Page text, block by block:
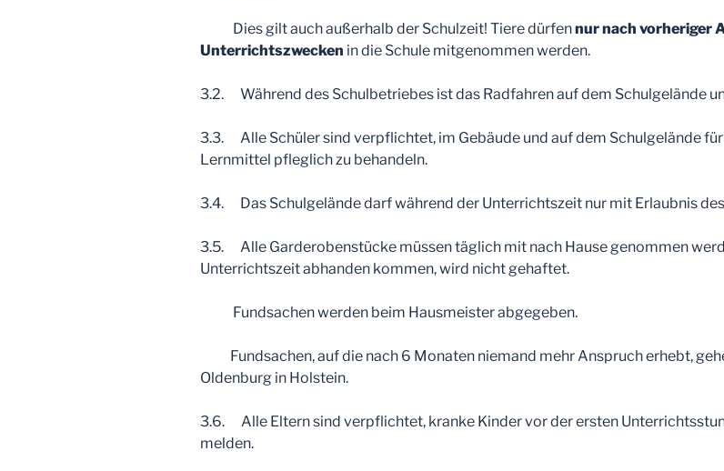
Dies gilt auch außerhalb der Schulzeit! Tiere dürfennur nach vorheriger
Unterrichtszwecken in die Schule mitgenommen werden.
3.2. Während des Schulbetriebes ist das Radfahren auf dem Schulgelände
3.3. Alle Schüler sind verpflichtet, im Gebäude und auf dem Schulgelände
Lernmittel pfleglich zu behandeln.
3.4. Das Schulgelände darf während der Unterrichtszeit nur mit Erlaubnis
3.5. Alle Garderobenstücke müssen täglich mit nach Hause genommen
Unterrichtszeit abhanden kommen, wird nicht gehaftet.
Fundsachen werden beim Hausmeister abgegeben.
Fundsachen, auf die nach 6 Monaten niemand mehr Anspruch erhebt,
Oldenburg in Holstein.
3.6. Alle Eltern sind verpflichtet, kranke Kinder vor der ersten
melden.